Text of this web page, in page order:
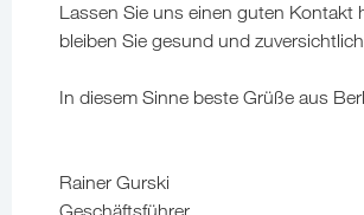
Lassen Sie uns einen guten Kontakt
bleiben Sie gesund und
In diesem Sinne beste Grüße aus
Rainer Gurski
Geschäftsführer